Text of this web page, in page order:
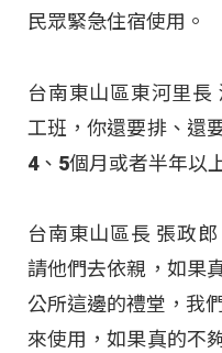
民眾緊急住宿使用。
台南東山區東河里長
工班，你還要排、還
4、5個月或者半年以
台南東山區長 張政
請他們去依親，如果
公所這邊的禮堂，我
來使用，如果真的不